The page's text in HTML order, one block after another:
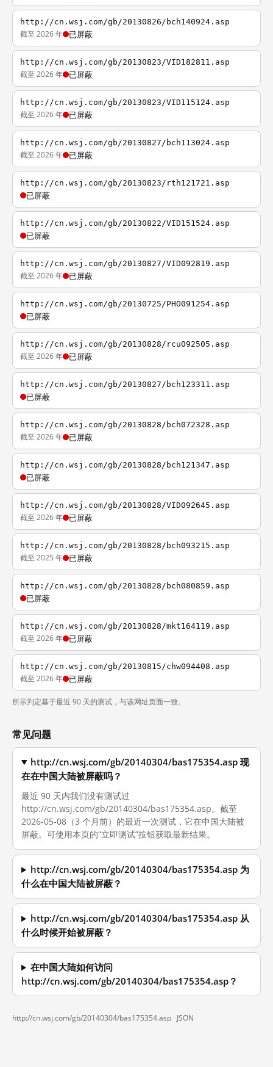
http://cn.wsj.com/gb/20130826/bch140924.asp
截至 2026 年 已屏蔽
http://cn.wsj.com/gb/20130823/VID182811.asp
截至 2026 年 已屏蔽
http://cn.wsj.com/gb/20130823/VID115124.asp
截至 2026 年 已屏蔽
http://cn.wsj.com/gb/20130827/bch113024.asp
截至 2026 年 已屏蔽
http://cn.wsj.com/gb/20130823/rth121721.asp
已屏蔽
http://cn.wsj.com/gb/20130822/VID151524.asp
已屏蔽
http://cn.wsj.com/gb/20130827/VID092819.asp
截至 2026 年 已屏蔽
http://cn.wsj.com/gb/20130725/PHO091254.asp
已屏蔽
http://cn.wsj.com/gb/20130828/rcu092505.asp
截至 2026 年 已屏蔽
http://cn.wsj.com/gb/20130827/bch123311.asp
已屏蔽
http://cn.wsj.com/gb/20130828/bch072328.asp
截至 2026 年 已屏蔽
http://cn.wsj.com/gb/20130828/bch121347.asp
已屏蔽
http://cn.wsj.com/gb/20130828/VID092645.asp
截至 2026 年 已屏蔽
http://cn.wsj.com/gb/20130828/bch093215.asp
截至 2025 年 已屏蔽
http://cn.wsj.com/gb/20130828/bch080859.asp
已屏蔽
http://cn.wsj.com/gb/20130828/mkt164119.asp
截至 2026 年 已屏蔽
http://cn.wsj.com/gb/20130815/chw094408.asp
截至 2026 年 已屏蔽
所示判定基于最近 90 天的测试，与该网址页面一致。
常见问题
http://cn.wsj.com/gb/20140304/bas175354.asp 现
在在中国大陆被屏蔽吗？
最近 90 天内我们没有测试过
http://cn.wsj.com/gb/20140304/bas175354.asp。截至
2026-05-08（3 个月前）的最近一次测试，它在中国大陆被
屏蔽。可使用本页的“立即测试”按钮获取最新结果。
http://cn.wsj.com/gb/20140304/bas175354.asp 为
什么在中国大陆被屏蔽？
http://cn.wsj.com/gb/20140304/bas175354.asp 从
什么时候开始被屏蔽？
在中国大陆如何访问
http://cn.wsj.com/gb/20140304/bas175354.asp？
http://cn.wsj.com/gb/20140304/bas175354.asp · JSON